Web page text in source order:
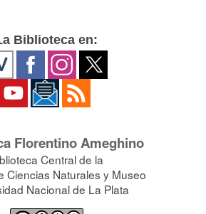
Biblioteca en:
Florentino Ameghino
Central de la
Ciencias Naturales y Museo
Nacional de La Plata